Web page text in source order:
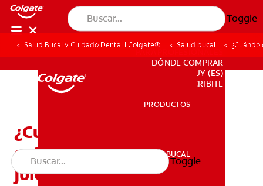
Toggle
SALUD BUCAL
PARA PROFESIONALES
DÓNDE COMPRAR
UY (ES)
SUSCRIBITE
PRODUCTOS
SALUD BUCAL
Toggle
Salud Bucal y Cuidado Dental | Colgate® Salud bucal
¿Cuándo deben ser
extraídas las muelas del
juicio?